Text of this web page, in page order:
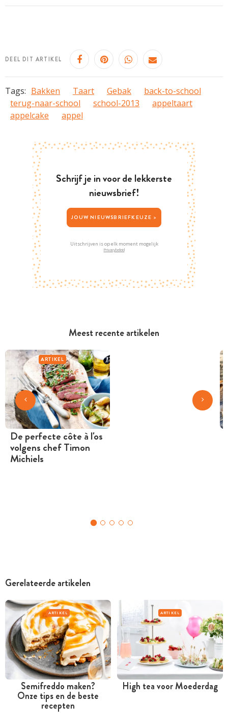
Meest recente artikelen
ARTIKEL
De perfecte côte à l'os
volgens chef Timon
Michiels
DEEL DIT ARTIKEL
Tags: Bakken Taart Gebak
back-to-school
terug-naar-school
school-2013
appeltaart
appelcake
appel
Schrijf je in voor de lekkerste
nieuwsbrief!
JOUW NIEUWSBRIEFKEUZE >
Uitschrijven is op elk moment mogelijk
Privacybeleid
Gerelateerde artikelen
ARTIKEL
Semifreddo maken?
Onze tips en de beste
recepten
ARTIKEL
High tea voor Moederdag